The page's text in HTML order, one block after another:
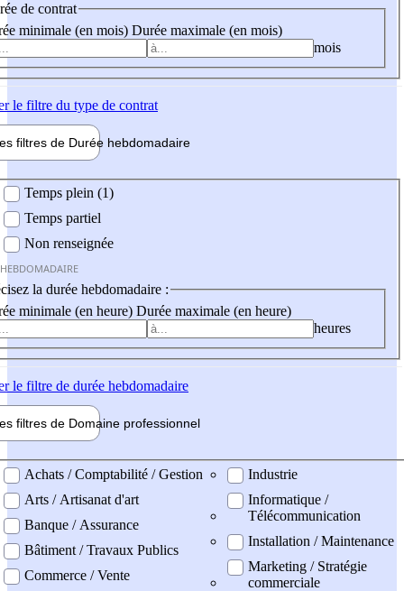
de contrat
minimale (en mois) Durée maximale (en mois)
mois
le filtre du type de contrat
filtres de Durée hebdomadaire
Temps plein (1)
Temps partiel
Non renseignée
la durée hebdomadaire :
minimale (en heure) Durée maximale (en heure)
heures
le filtre de durée hebdomadaire
filtres de Domaine professionnel
professionel
Achats / Comptabilité / Gestion
Arts / Artisanat d'art
Banque / Assurance
Bâtiment / Travaux Publics
Commerce / Vente
Industrie
Informatique /
Télécommunication
Installation / Maintenance
Marketing / Stratégie
commerciale